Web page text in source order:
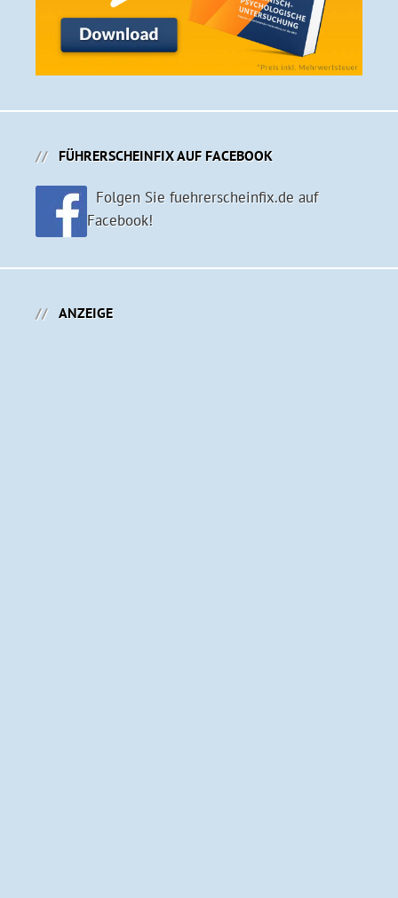
FÜHRERSCHEINFIX AUF FACEBOOK
Folgen Sie fuehrerscheinfix.de auf
Facebook!
ANZEIGE